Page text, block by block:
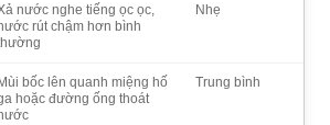
nước nghe tiếng ọc ọc,
rút chậm hơn bình
Nhẹ
bốc lên quanh miệng hố
hoặc đường ống thoát
Trung bình